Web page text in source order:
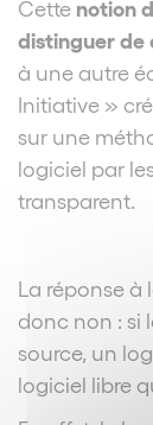
Cette notion
distinguer de
à une autre
Initiative »
sur une
logiciel par
transparent.
La réponse à
donc non : si
source, un
logiciel libre